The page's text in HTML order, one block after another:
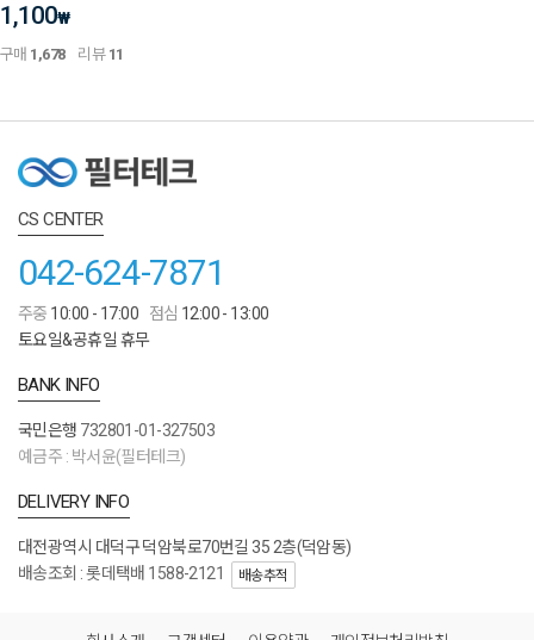
1,100₩
구매 1,678 리뷰 11
CS CENTER
042-624-7871
주중 10:00 - 17:00 점심 12:00 - 13:00
토요일&공휴일 휴무
BANK INFO
국민은행 732801-01-327503
예금주 : 박서윤(필터테크)
DELIVERY INFO
대전광역시 대덕구 덕암북로70번길 35 2층(덕암동)
배송조회 : 롯데택배 1588-2121
배송추적